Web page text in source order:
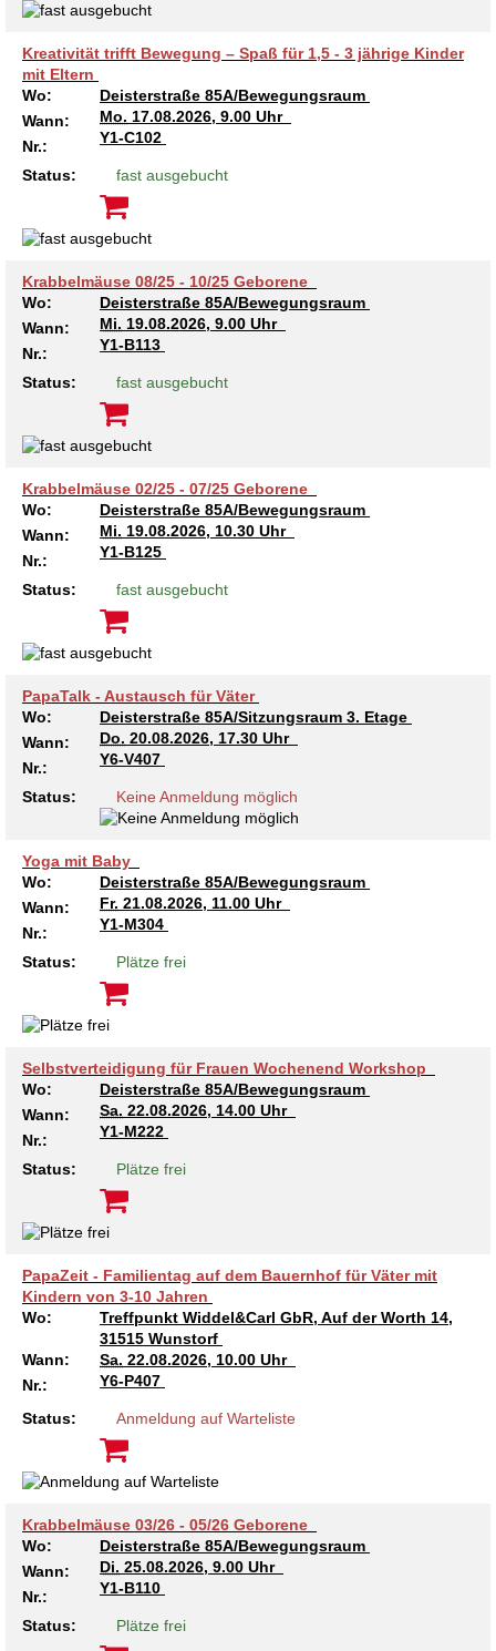
Kreativität trifft Bewegung – Spaß für 1,5 - 3 jährige Kinder
mit Eltern
Wo:
Deisterstraße 85A/Bewegungsraum
Wann:
Mo. 17.08.2026, 9.00 Uhr
Nr.:
Y1-C102
Status: fast ausgebucht
Krabbelmäuse 08/25 - 10/25 Geborene
Wo:
Deisterstraße 85A/Bewegungsraum
Wann:
Mi. 19.08.2026, 9.00 Uhr
Nr.:
Y1-B113
Status: fast ausgebucht
Krabbelmäuse 02/25 - 07/25 Geborene
Wo:
Deisterstraße 85A/Bewegungsraum
Wann:
Mi. 19.08.2026, 10.30 Uhr
Nr.:
Y1-B125
Status: fast ausgebucht
PapaTalk - Austausch für Väter
Wo:
Deisterstraße 85A/Sitzungsraum 3. Etage
Wann:
Do. 20.08.2026, 17.30 Uhr
Nr.:
Y6-V407
Status: Keine Anmeldung möglich
Yoga mit Baby
Wo:
Deisterstraße 85A/Bewegungsraum
Wann:
Fr. 21.08.2026, 11.00 Uhr
Nr.:
Y1-M304
Status: Plätze frei
Selbstverteidigung für Frauen Wochenend Workshop
Wo:
Deisterstraße 85A/Bewegungsraum
Wann:
Sa. 22.08.2026, 14.00 Uhr
Nr.:
Y1-M222
Status: Plätze frei
PapaZeit - Familientag auf dem Bauernhof für Väter mit
Kindern von 3-10 Jahren
Wo:
Treffpunkt Widdel&Carl GbR, Auf der Worth 14,
31515 Wunstorf
Wann:
Sa. 22.08.2026, 10.00 Uhr
Nr.:
Y6-P407
Status: Anmeldung auf Warteliste
Krabbelmäuse 03/26 - 05/26 Geborene
Wo:
Deisterstraße 85A/Bewegungsraum
Wann:
Di. 25.08.2026, 9.00 Uhr
Nr.:
Y1-B110
Status: Plätze frei